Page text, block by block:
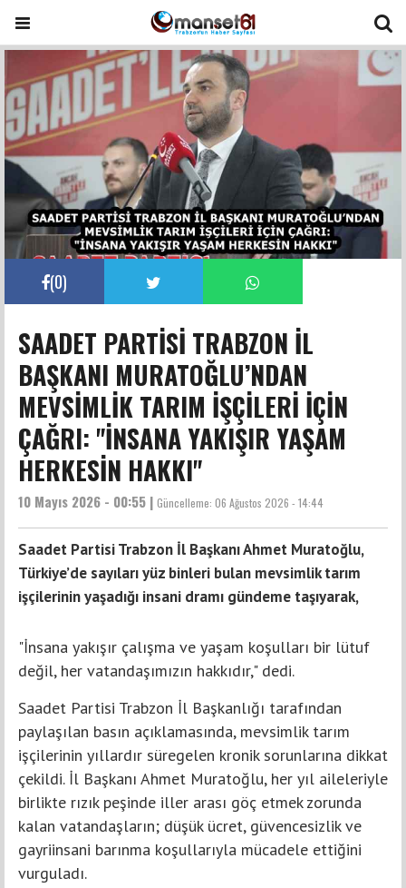
(0)
SAADET PARTİSİ TRABZON İL
BAŞKANI MURATOĞLU’NDAN
MEVSİMLİK TARIM İŞÇİLERİ İÇİN
ÇAĞRI: "İNSANA YAKIŞIR YAŞAM
HERKESİN HAKKI"
10 Mayıs 2026 - 00:55 | Güncelleme: 06 Ağustos 2026 - 14:44
Saadet Partisi Trabzon İl Başkanı Ahmet Muratoğlu,
Türkiye’de sayıları yüz binleri bulan mevsimlik tarım
işçilerinin yaşadığı insani dramı gündeme taşıyarak,
"İnsana yakışır çalışma ve yaşam koşulları bir lütuf
değil, her vatandaşımızın hakkıdır," dedi.
Saadet Partisi Trabzon İl Başkanlığı tarafından
paylaşılan basın açıklamasında, mevsimlik tarım
işçilerinin yıllardır süregelen kronik sorunlarına dikkat
çekildi. İl Başkanı Ahmet Muratoğlu, her yıl aileleriyle
birlikte rızık peşinde iller arası göç etmek zorunda
kalan vatandaşların; düşük ücret, güvencesizlik ve
gayriinsani barınma koşullarıyla mücadele ettiğini
vurguladı.